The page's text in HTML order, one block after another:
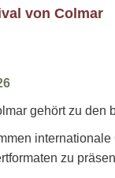
von Colmar
gehört zu den
zu